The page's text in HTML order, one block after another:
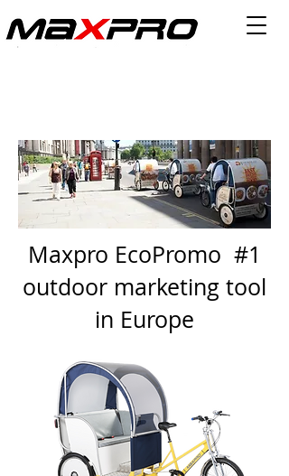
Maxpro EcoPromo #1
outdoor marketing tool
in Europe